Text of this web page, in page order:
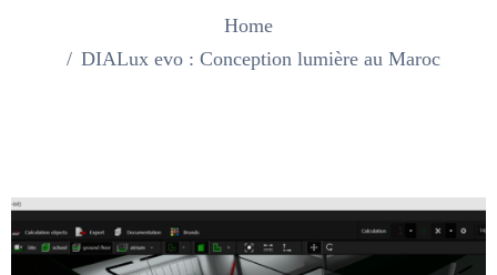
Home
DIALux evo : Conception lumière au Maroc